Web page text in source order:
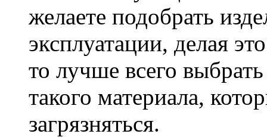
желаете подобрать
эксплуатации, делая
то лучше всего
такого материала,
загрязняться.